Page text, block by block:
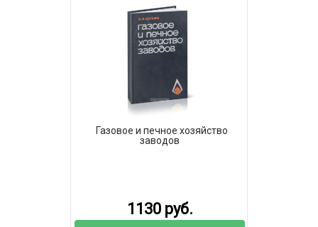
Газовое и печное хозяйство
заводов
1130 руб.